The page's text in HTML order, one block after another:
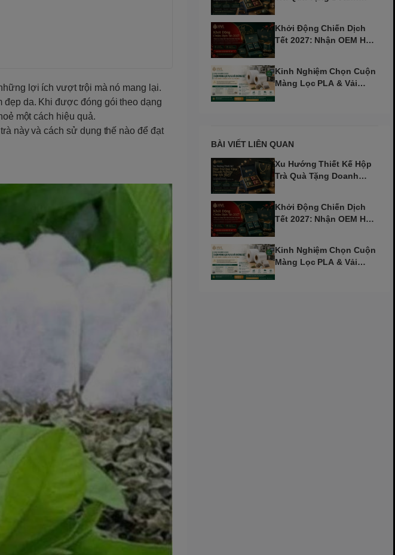
lợi ích vượt trội mà nó mang lại.
đẹp da. Khi được đóng gói theo dạng
một cách hiệu quả.
này và cách sử dụng thế nào để đạt
Khởi Động Chiến Dịch
Tết 2027: Nhận OEM Hộp
Kinh Nghiệm Chọn Cuộn
Màng Lọc PLA & Vải
BÀI VIẾT LIÊN QUAN
Xu Hướng Thiết Kế Hộp
Trà Quà Tặng Doanh
Khởi Động Chiến Dịch
Tết 2027: Nhận OEM Hộp
Kinh Nghiệm Chọn Cuộn
Màng Lọc PLA & Vải